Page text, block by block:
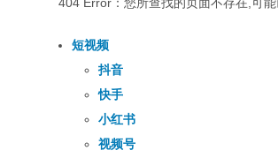
短视频
抖音
快手
小红书
视频号